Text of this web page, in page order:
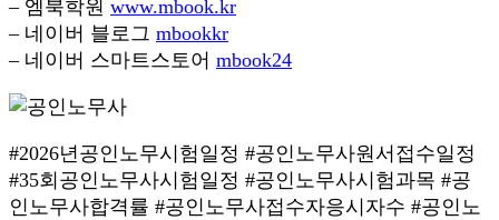
– 엠북학원 www.mbook.kr
– 네이버 블로그 mbookkr
– 네이버 스마트스토어 mbook24
#2026년공인노무시험일정 #공인노무사원서접수일정
#35회공인노무사시험일정 #공인노무사시험과목 #공
인노무사합격률 #공인노무사접수자응시자수 #공인노